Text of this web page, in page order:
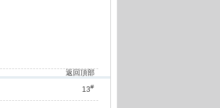
返回頂部
13#